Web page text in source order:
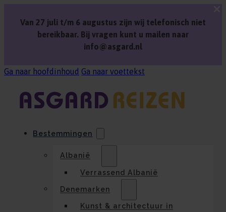
Van 27 juli t/m 6 augustus zijn wij telefonisch niet
bereikbaar. Bij vragen kunt u mailen naar
info@asgard.nl
Ga naar hoofdinhoud Ga naar voettekst
Bestemmingen
Albanië
Verrassend Albanië
Denemarken
Kunst & architectuur in